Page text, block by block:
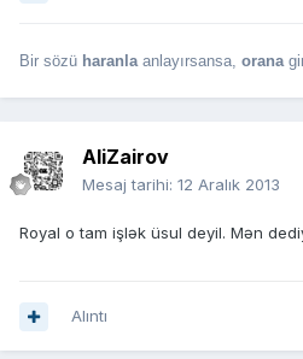
Bir sözü haranla anlayırsansa, orana
AliZairov
Mesaj tarihi: 12 Aralık 2013
Royal o tam işlək üsul deyil. Mən
Alıntı